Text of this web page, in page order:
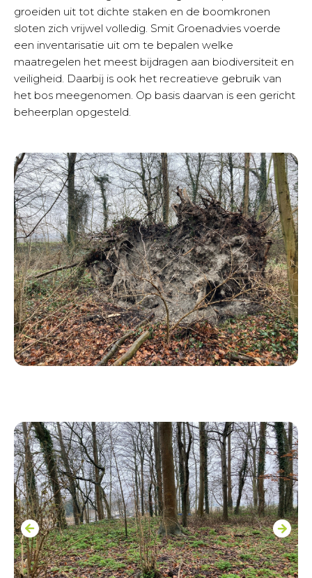
groeiden uit tot dichte staken en de boomkronen
sloten zich vrijwel volledig. Smit Groenadvies voerde
een inventarisatie uit om te bepalen welke
maatregelen het meest bijdragen aan biodiversiteit en
veiligheid. Daarbij is ook het recreatieve gebruik van
het bos meegenomen. Op basis daarvan is een gericht
beheerplan opgesteld.